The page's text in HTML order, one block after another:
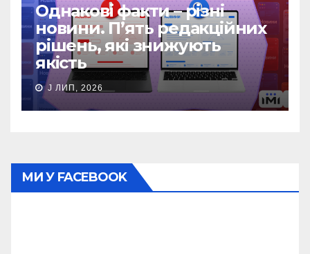
Однакові факти – різні
новини. П’ять редакційних
рішень, які знижують
якість
J ЛИП, 2026
МИ У FACEBOOK